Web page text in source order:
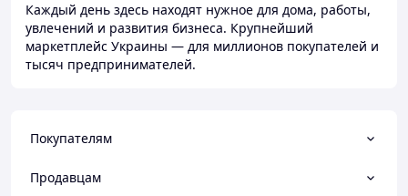
Каждый день здесь находят нужное для дома, работы,
увлечений и развития бизнеса. Крупнейший
маркетплейс Украины — для миллионов покупателей и
тысяч предпринимателей.
Покупателям
Продавцам